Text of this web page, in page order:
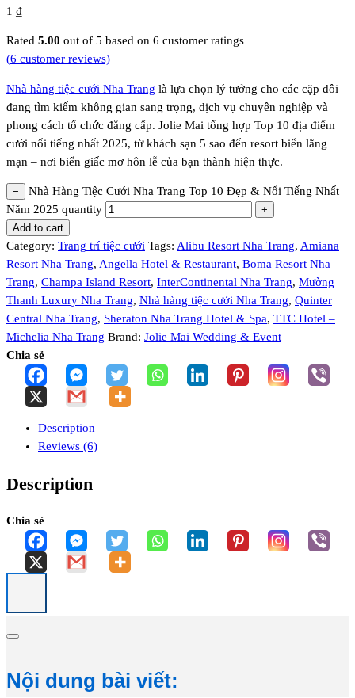
1 ₫
Rated 5.00 out of 5 based on 6 customer ratings
(6 customer reviews)
Nhà hàng tiệc cưới Nha Trang là lựa chọn lý tưởng cho các cặp đôi
đang tìm kiếm không gian sang trọng, dịch vụ chuyên nghiệp và
phong cách tổ chức đẳng cấp. Jolie Mai tổng hợp Top 10 địa điểm
cưới nổi tiếng nhất 2025, từ khách sạn 5 sao đến resort biển lãng
mạn – nơi biến giấc mơ hôn lễ của bạn thành hiện thực.
−
Nhà Hàng Tiệc Cưới Nha Trang Top 10 Đẹp & Nổi Tiếng Nhất
Năm 2025 quantity
+
Add to cart
Category: Trang trí tiệc cưới Tags: Alibu Resort Nha Trang, Amiana
Resort Nha Trang, Angella Hotel & Restaurant, Boma Resort Nha
Trang, Champa Island Resort, InterContinental Nha Trang, Mường
Thanh Luxury Nha Trang, Nhà hàng tiệc cưới Nha Trang, Quinter
Central Nha Trang, Sheraton Nha Trang Hotel & Spa, TTC Hotel –
Michelia Nha Trang Brand: Jolie Mai Wedding & Event
Chia sẻ
Description
Reviews (6)
Description
Chia sẻ
Nội dung bài viết: